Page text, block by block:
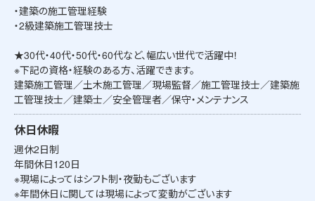
・建築の施工管理経験
・2級建築施工管理技士
★30代・40代・50代・60代など、幅広い世代で活躍中！
※下記の資格・経験のある方、活躍できます。
建築施工管理／土木施工管理／現場監督／施工管理技士／建築施
工管理技士／建築士／安全管理者／保守・メンテナンス
休日休暇
週休2日制
年間休日120日
※現場によってはシフト制・夜勤もございます
※年間休日に関しては現場によって変動がございます